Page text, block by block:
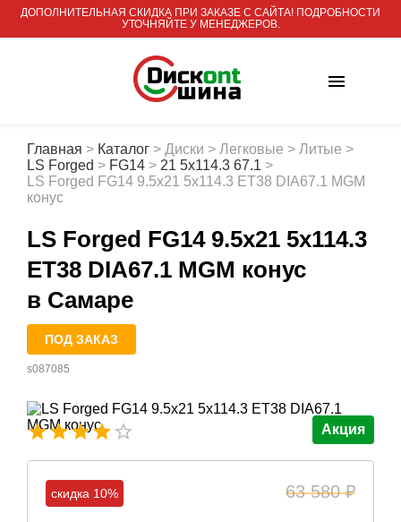
ДОПОЛНИТЕЛЬНАЯ СКИДКА ПРИ ЗАКАЗЕ С САЙТА! ПОДРОБНОСТИ
УТОЧНЯЙТЕ У МЕНЕДЖЕРОВ.
Главная > Каталог > Диски > Легковые > Литые >
LS Forged > FG14 > 21 5x114.3 67.1 >
LS Forged FG14 9.5x21 5x114.3 ET38 DIA67.1 MGM
конус
LS Forged FG14 9.5x21 5x114.3
ET38 DIA67.1 MGM конус
в Самаре
ПОД ЗАКАЗ
s087085
Акция
скидка 10% 63 580